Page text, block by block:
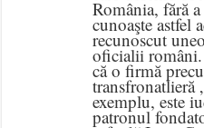
România, fără
cunoaşte astfel
recunoscut
oficialii
că o firmă
transfronatlieră
exemplu, este
patronul